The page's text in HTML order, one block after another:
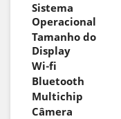
Sistema
Operacional
Tamanho do
Display
Wi-fi
Bluetooth
Multichip
Câmera